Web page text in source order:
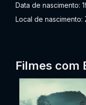
Data de nascimento:
Local de nascimento:
Filmes com